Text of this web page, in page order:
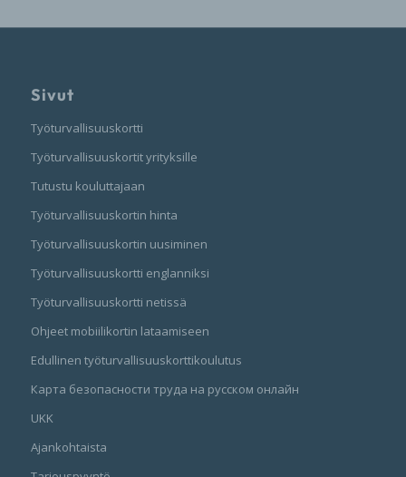
Sivut
Työturvallisuuskortti
Työturvallisuuskortit yrityksille
Tutustu kouluttajaan
Työturvallisuuskortin hinta
Työturvallisuuskortin uusiminen
Työturvallisuuskortti englanniksi
Työturvallisuuskortti netissä
Ohjeet mobiilikortin lataamiseen
Edullinen työturvallisuuskorttikoulutus
Карта безопасности труда на русском онлайн
UKK
Ajankohtaista